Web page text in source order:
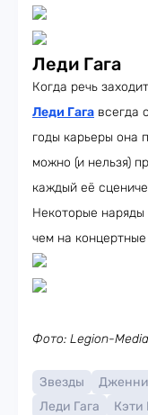
Леди Гага
Когда речь
Леди Гага всегда
годы карьеры она
можно (и нельзя)
каждый её
Некоторые
чем на
Фото: Legion-
Звезды
Леди Гага
Кэти